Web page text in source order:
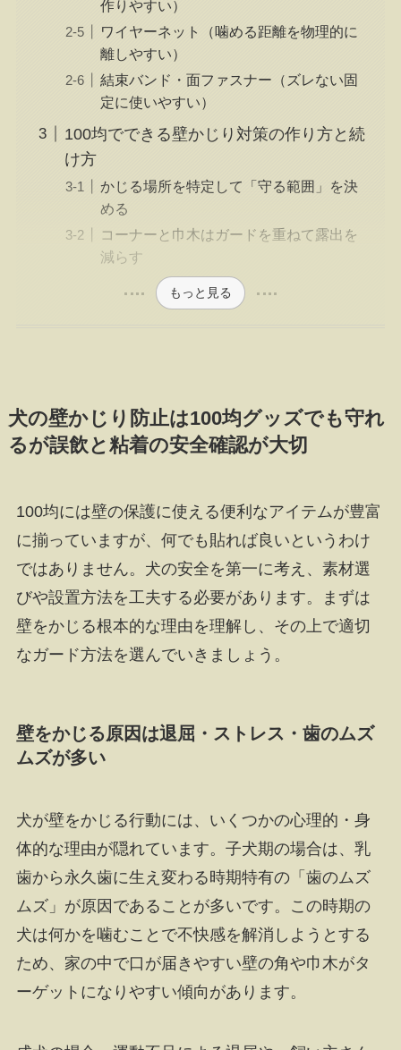
作りやすい）
ワイヤーネット（噛める距離を物理的に
離しやすい）
結束バンド・面ファスナー（ズレない固
定に使いやすい）
100均でできる壁かじり対策の作り方と続
け方
かじる場所を特定して「守る範囲」を決
める
コーナーと巾木はガードを重ねて露出を
減らす
もっと見る
犬の壁かじり防止は100均グッズでも守れ
るが誤飲と粘着の安全確認が大切
100均には壁の保護に使える便利なアイテムが豊富
に揃っていますが、何でも貼れば良いというわけ
ではありません。犬の安全を第一に考え、素材選
びや設置方法を工夫する必要があります。まずは
壁をかじる根本的な理由を理解し、その上で適切
なガード方法を選んでいきましょう。
壁をかじる原因は退屈・ストレス・歯のムズ
ムズが多い
犬が壁をかじる行動には、いくつかの心理的・身
体的な理由が隠れています。子犬期の場合は、乳
歯から永久歯に生え変わる時期特有の「歯のムズ
ムズ」が原因であることが多いです。この時期の
犬は何かを噛むことで不快感を解消しようとする
ため、家の中で口が届きやすい壁の角や巾木がタ
ーゲットになりやすい傾向があります。